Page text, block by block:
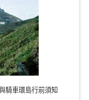
騎車環島行前須知